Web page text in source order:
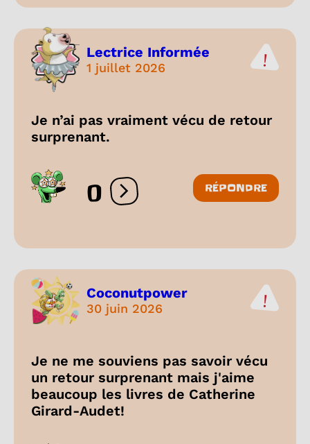
Lectrice Informée
1 juillet 2026
Je n’ai pas vraiment vécu de retour
surprenant.
0 Ouvrir les réactions
RÉPONDRE
Coconutpower
30 juin 2026
Je ne me souviens pas savoir vécu
un retour surprenant mais j'aime
beaucoup les livres de Catherine
Girard-Audet!